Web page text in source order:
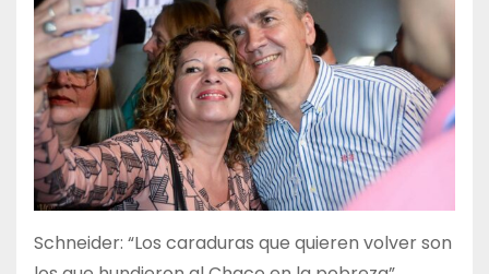
Schneider: “Los caraduras que quieren volver son